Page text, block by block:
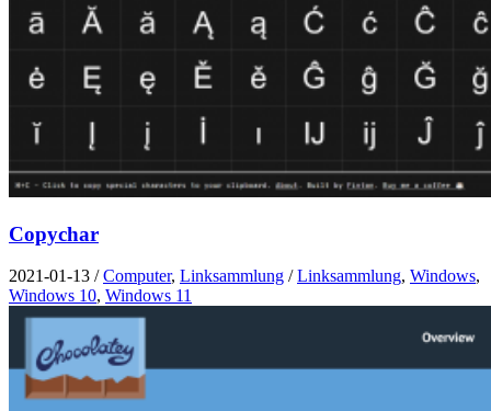
Copychar
2021-01-13 /Computer, Linksammlung /Linksammlung, Windows,
Windows 10, Windows 11